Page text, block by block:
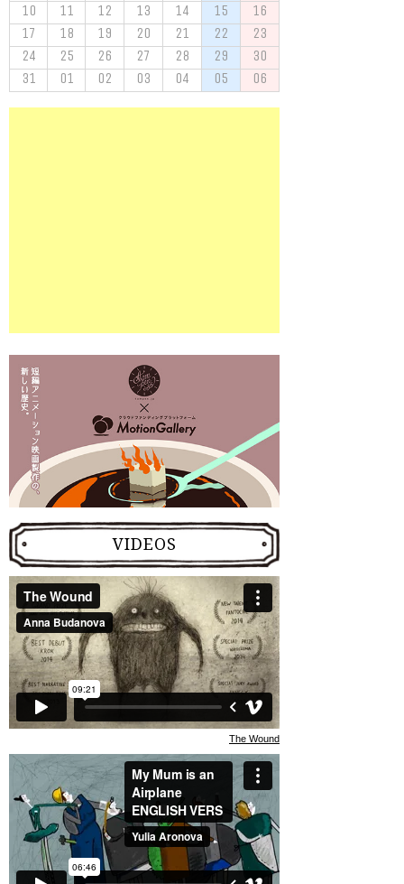
10
11 12 13 14 15
16
17
18 19 20 21 22
23
24
25 26 27 28 29
30
31
01 02 03 04 05 06
VIDEOS
The Wound